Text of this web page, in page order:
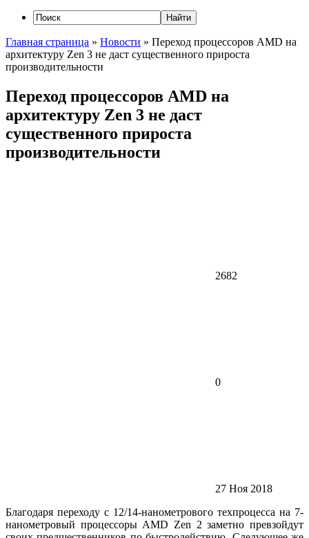
Главная страница » Новости » Переход процессоров AMD на
архитектуру Zen 3 не даст существенного прироста
производительности
Переход процессоров AMD на
архитектуру Zen 3 не даст
существенного прироста
производительности
2682
0
27 Ноя 2018
Благодаря переходу с 12/14-нанометрового техпроцесса на 7-
нанометровый процессоры AMD Zen 2 заметно превзойдут